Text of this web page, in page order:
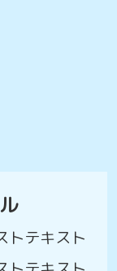
トテキスト